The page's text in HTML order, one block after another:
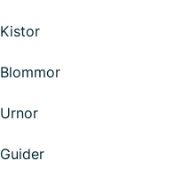
Kistor
Blommor
Urnor
Guider